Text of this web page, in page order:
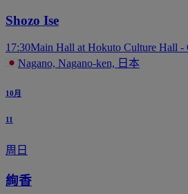
Shozo Ise
17:30Main Hall at Hokuto Culture Hall -
Nagano, Nagano-ken, 日本
10月
11
周日
絢香